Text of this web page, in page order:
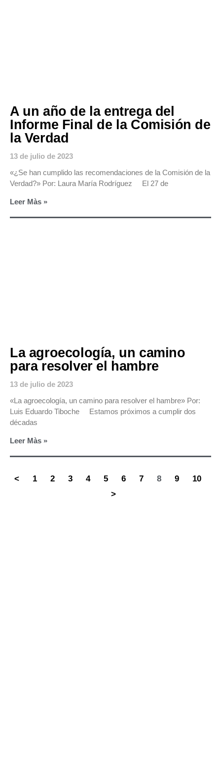
A un año de la entrega del
Informe Final de la Comisión de
la Verdad
13 de julio de 2023
«¿Se han cumplido las recomendaciones de la Comisión de la
Verdad?» Por: Laura María Rodríguez El 27 de
Leer Màs »
La agroecología, un camino
para resolver el hambre
13 de julio de 2023
«La agroecología, un camino para resolver el hambre» Por:
Luis Eduardo Tiboche Estamos próximos a cumplir dos
décadas
Leer Màs »
< 1 2 3 4 5 6 7 8 9
10
>